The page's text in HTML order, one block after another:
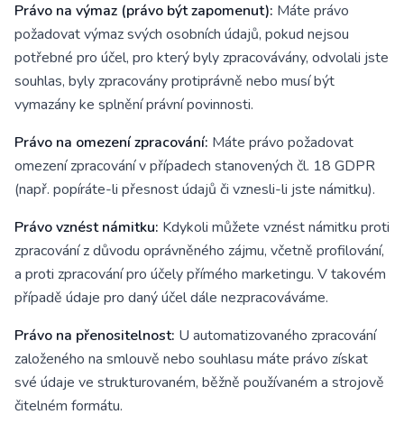
Právo na výmaz (právo být zapomenut): Máte právo
požadovat výmaz svých osobních údajů, pokud nejsou
potřebné pro účel, pro který byly zpracovávány, odvolali jste
souhlas, byly zpracovány protiprávně nebo musí být
vymazány ke splnění právní povinnosti.
Právo na omezení zpracování: Máte právo požadovat
omezení zpracování v případech stanovených čl. 18 GDPR
(např. popíráte-li přesnost údajů či vznesli-li jste námitku).
Právo vznést námitku: Kdykoli můžete vznést námitku proti
zpracování z důvodu oprávněného zájmu, včetně profilování,
a proti zpracování pro účely přímého marketingu. V takovém
případě údaje pro daný účel dále nezpracováváme.
Právo na přenositelnost: U automatizovaného zpracování
založeného na smlouvě nebo souhlasu máte právo získat
své údaje ve strukturovaném, běžně používaném a strojově
čitelném formátu.